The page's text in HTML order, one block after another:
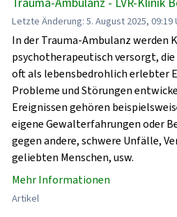
Letzte Änderung: 5. August 2025, 09:19
In der Trauma-Ambulanz werden
psychotherapeutisch versorgt,
oft als lebensbedrohlich erlebter
Probleme und Störungen
Ereignissen gehören
eigene Gewalterfahrungen oder
gegen andere, schwere Unfälle,
geliebten Menschen, usw.
Mehr Informationen
Artikel